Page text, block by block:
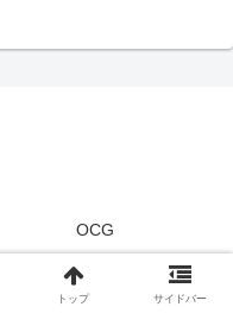
OCG
まとめ記事【OCG】
プロフィール
トップ サイドバー